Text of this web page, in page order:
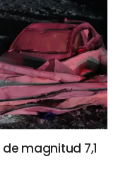
magnitud 7,1